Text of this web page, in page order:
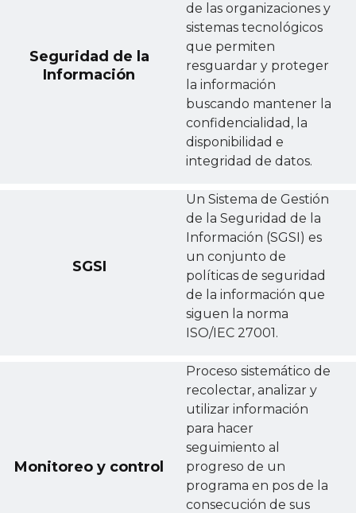
Seguridad de la
Información
de las organizaciones y
sistemas tecnológicos
que permiten
resguardar y proteger
la información
buscando mantener la
confidencialidad, la
disponibilidad e
integridad de datos.
SGSI
Un Sistema de Gestión
de la Seguridad de la
Información (SGSI) es
un conjunto de
políticas de seguridad
de la información que
siguen la norma
ISO/IEC 27001.
Monitoreo y control
Proceso sistemático de
recolectar, analizar y
utilizar información
para hacer
seguimiento al
progreso de un
programa en pos de la
consecución de sus